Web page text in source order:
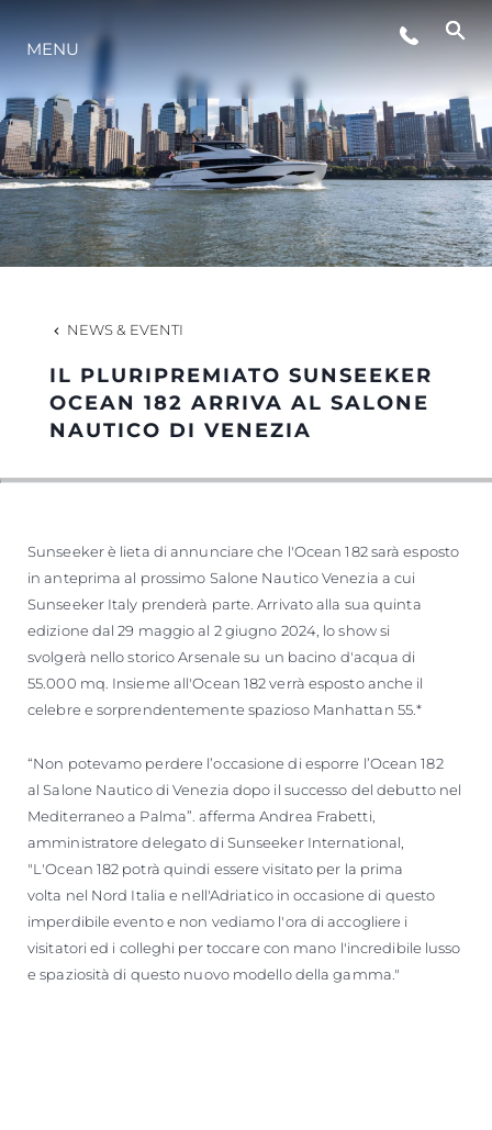
EVENTI
LIFESTYLE
INNOVAZIONE
HERITAGE
MENU
NEWS & EVENTI
IL PLURIPREMIATO SUNSEEKER
OCEAN 182 ARRIVA AL SALONE
NAUTICO DI VENEZIA
Sunseeker è lieta di annunciare che l'Ocean 182 sarà esposto
in anteprima al prossimo Salone Nautico Venezia a cui
Sunseeker Italy prenderà parte. Arrivato alla sua quinta
edizione dal 29 maggio al 2 giugno 2024, lo show si
svolgerà nello storico Arsenale su un bacino d'acqua di
55.000 mq. Insieme all'Ocean 182 verrà esposto anche il
celebre e sorprendentemente spazioso Manhattan 55.*
“Non potevamo perdere l’occasione di esporre l’Ocean 182
al Salone Nautico di Venezia dopo il successo del debutto nel
Mediterraneo a Palma”. afferma Andrea Frabetti,
amministratore delegato di Sunseeker International,
"L'Ocean 182 potrà quindi essere visitato per la prima
volta nel Nord Italia e nell'Adriatico in occasione di questo
imperdibile evento e non vediamo l'ora di accogliere i
visitatori ed i colleghi per toccare con mano l'incredibile lusso
e spaziosità di questo nuovo modello della gamma."